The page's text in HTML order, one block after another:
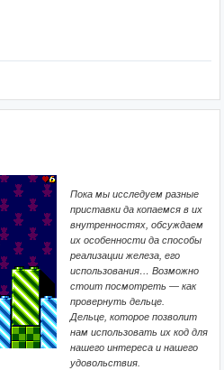
Пока мы исследуем разные
приставки да копаемся в их
внутренностях, обсуждаем
их особенности да способы
реализации железа, его
использования… Возможно
стоит посмотреть — как
провернуть дельце.
Дельце, которое позволит
нам использовать их код для
нашего интереса и нашего
удовольствия.